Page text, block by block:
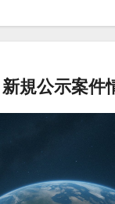
規公示案件